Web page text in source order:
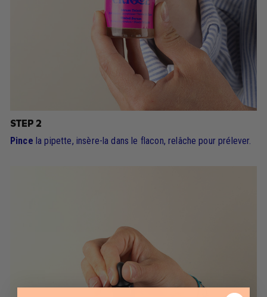
STEP 2
Pince la pipette, insère-la dans le flacon, relâche pour prélever.